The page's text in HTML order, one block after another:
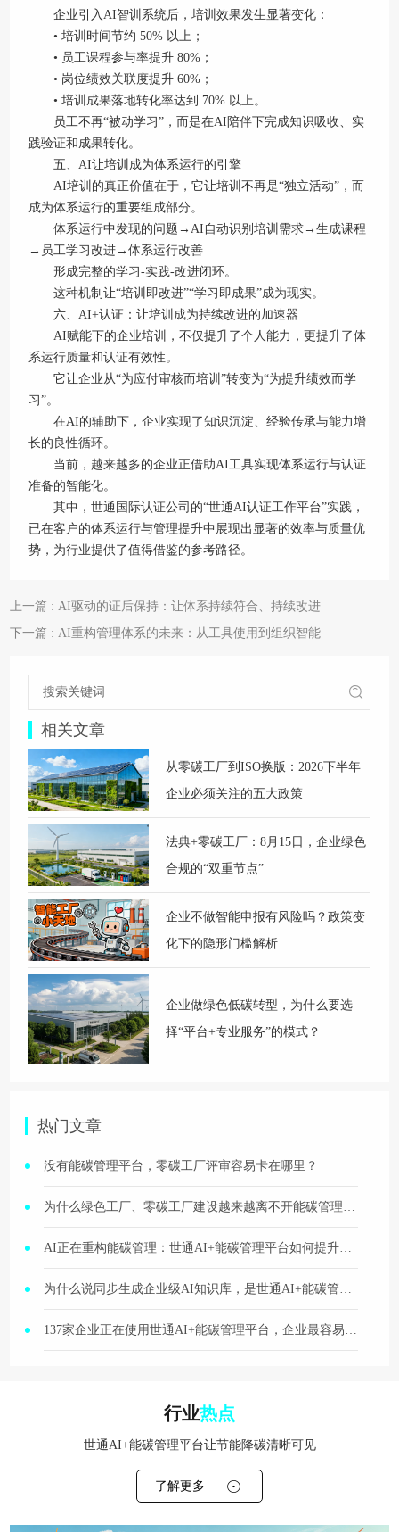
企业引入AI智训系统后，培训效果发生显著变化：
• 培训时间节约 50% 以上；
• 员工课程参与率提升 80%；
• 岗位绩效关联度提升 60%；
• 培训成果落地转化率达到 70% 以上。
员工不再“被动学习”，而是在AI陪伴下完成知识吸收、实
践验证和成果转化。
五、AI让培训成为体系运行的引擎
AI培训的真正价值在于，它让培训不再是“独立活动”，而
成为体系运行的重要组成部分。
体系运行中发现的问题→AI自动识别培训需求→生成课程
→员工学习改进→体系运行改善
形成完整的学习-实践-改进闭环。
这种机制让“培训即改进”“学习即成果”成为现实。
六、AI+认证：让培训成为持续改进的加速器
AI赋能下的企业培训，不仅提升了个人能力，更提升了体
系运行质量和认证有效性。
它让企业从“为应付审核而培训”转变为“为提升绩效而学
习”。
在AI的辅助下，企业实现了知识沉淀、经验传承与能力增
长的良性循环。
当前，越来越多的企业正借助AI工具实现体系运行与认证
准备的智能化。
其中，世通国际认证公司的“世通AI认证工作平台”实践，
已在客户的体系运行与管理提升中展现出显著的效率与质量优
势，为行业提供了值得借鉴的参考路径。
上一篇 : AI驱动的证后保持：让体系持续符合、持续改进
下一篇 : AI重构管理体系的未来：从工具使用到组织智能
相关文章
从零碳工厂到ISO换版：2026下半年
企业必须关注的五大政策
法典+零碳工厂：8月15日，企业绿色
合规的“双重节点”
企业不做智能申报有风险吗？政策变
化下的隐形门槛解析
企业做绿色低碳转型，为什么要选
择“平台+专业服务”的模式？
热门文章
没有能碳管理平台，零碳工厂评审容易卡在哪里？
为什么绿色工厂、零碳工厂建设越来越离不开能碳管理平台？
AI正在重构能碳管理：世通AI+能碳管理平台如何提升分析、问答与报告生成效率？
为什么说同步生成企业级AI知识库，是世通AI+能碳管理平台更高层级的价值？
137家企业正在使用世通AI+能碳管理平台，企业最容易看到哪些改善效果？
行业热点
世通AI+能碳管理平台让节能降碳清晰可见
了解更多